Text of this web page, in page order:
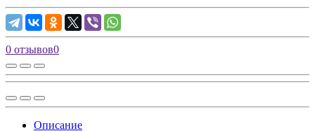
0 отзывов0
Описание